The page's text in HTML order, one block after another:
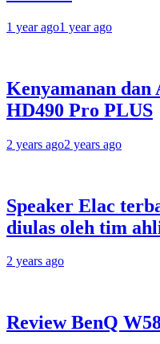
1 year ago1 year ago
Kenyamanan dan
HD490 Pro PLUS
2 years ago2 years ago
Speaker Elac
diulas oleh tim
2 years ago
Review BenQ